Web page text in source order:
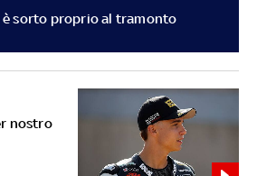
è sorto proprio al tramonto
nostro